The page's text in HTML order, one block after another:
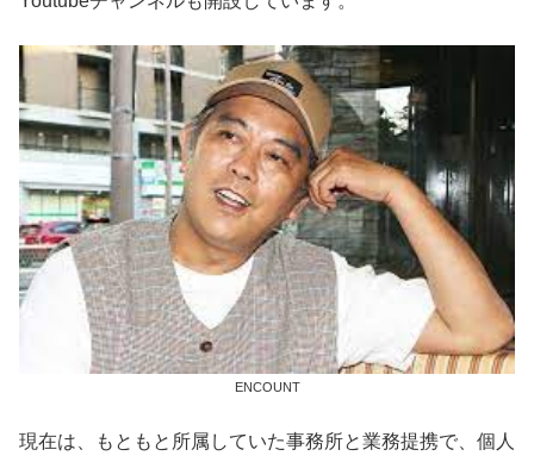
ENCOUNT
現在は、もともと所属していた事務所と業務提携で、個人